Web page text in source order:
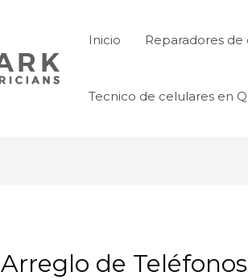
Inicio Reparadores
Tecnico de celulares en
Arreglo de